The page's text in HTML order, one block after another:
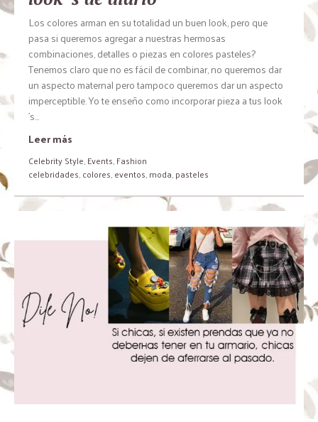
Los colores arman en su totalidad un buen look, pero que
pasa si queremos agregar a nuestras hermosas
combinaciones, detalles o piezas en colores pasteles?
Tenemos claro que no es fácil de combinar, no queremos dar
un aspecto maternal pero tampoco queremos dar un aspecto
imperceptible. Yo te enseño como incorporar pieza a tus look
´s...
Leer más
Celebrity Style,Events,Fashion
celebridades,colores,eventos,moda,pasteles